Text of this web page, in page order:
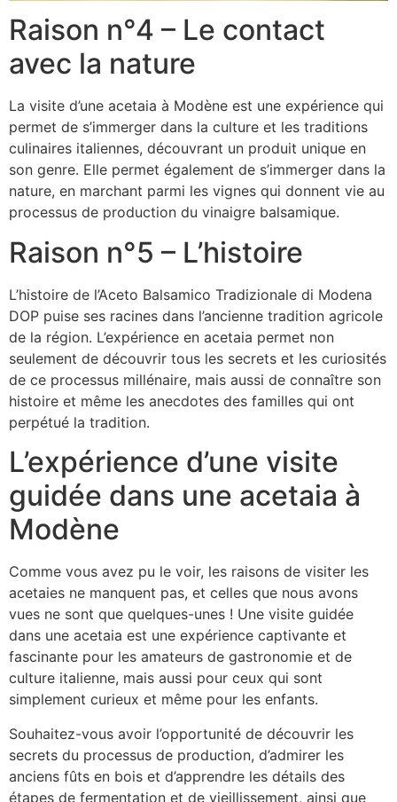
Raison n°4 – Le contact
avec la nature
La visite d’une acetaia à Modène est une expérience qui
permet de s’immerger dans la culture et les traditions
culinaires italiennes, découvrant un produit unique en
son genre. Elle permet également de s’immerger dans la
nature, en marchant parmi les vignes qui donnent vie au
processus de production du vinaigre balsamique.
Raison n°5 – L’histoire
L’histoire de l’Aceto Balsamico Tradizionale di Modena
DOP puise ses racines dans l’ancienne tradition agricole
de la région. L’expérience en acetaia permet non
seulement de découvrir tous les secrets et les curiosités
de ce processus millénaire, mais aussi de connaître son
histoire et même les anecdotes des familles qui ont
perpétué la tradition.
L’expérience d’une visite
guidée dans une acetaia à
Modène
Comme vous avez pu le voir, les raisons de visiter les
acetaies ne manquent pas, et celles que nous avons
vues ne sont que quelques-unes ! Une visite guidée
dans une acetaia est une expérience captivante et
fascinante pour les amateurs de gastronomie et de
culture italienne, mais aussi pour ceux qui sont
simplement curieux et même pour les enfants.
Souhaitez-vous avoir l’opportunité de découvrir les
secrets du processus de production, d’admirer les
anciens fûts en bois et d’apprendre les détails des
étapes de fermentation et de vieillissement, ainsi que